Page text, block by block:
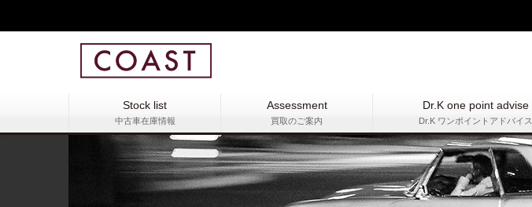
Stock list
中古車在庫情報
Assessment
買取のご案内
Dr.K one point advise
Dr.K ワンポイントアドバイス